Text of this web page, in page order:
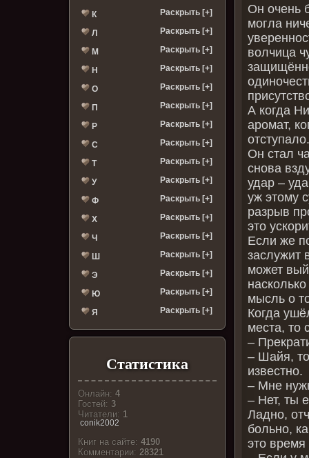
К Раскрыть [+]
Л Раскрыть [+]
М Раскрыть [+]
Н Раскрыть [+]
О Раскрыть [+]
П Раскрыть [+]
Р Раскрыть [+]
С Раскрыть [+]
Т Раскрыть [+]
У Раскрыть [+]
Ф Раскрыть [+]
Х Раскрыть [+]
Ч Раскрыть [+]
Ш Раскрыть [+]
Э Раскрыть [+]
Ю Раскрыть [+]
Я Раскрыть [+]
Статистика
Онлайн:4
Гостей:3
Читатели: 1
conik2002
Книг на сайте:4190
Комментарии:28321
Он очень
могла
волчица
А когда
аромат,
Он стал
снова
удар –
уж этому
разрыв
это
Если же
заслужит
может
мысль о
Когда
места, то
–
– Шайя,
известно.
– Мне
– Нет, ты
Ладно,
больно,
это